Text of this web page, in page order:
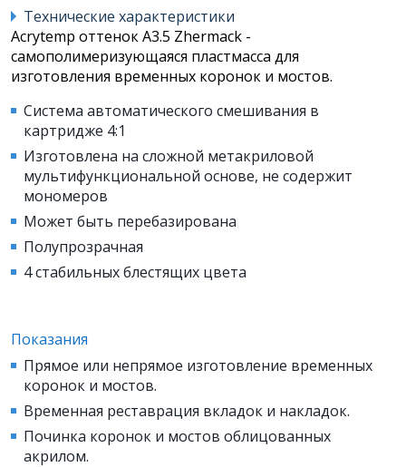
Технические характеристики
Acrytemp оттенок А3.5 Zhermack -
самополимеризующаяся пластмасса для
изготовления временных коронок и мостов.
Система автоматического смешивания в
картридже 4:1
Изготовлена на сложной метакриловой
мультифункциональной основе, не содержит
мономеров
Может быть перебазирована
Полупрозрачная
4 стабильных блестящих цвета
Показания
Прямое или непрямое изготовление временных
коронок и мостов.
Временная реставрация вкладок и накладок.
Починка коронок и мостов облицованных
акрилом.